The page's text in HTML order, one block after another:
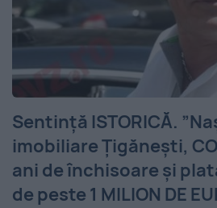
Sentință ISTORICĂ.
imobiliare Țigănești,
ani de închisoare și
de peste 1 MILION DE